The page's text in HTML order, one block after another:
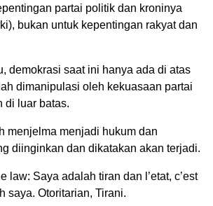
partai politik dan kroninya
bukan untuk kepentingan rakyat dan
demokrasi saat ini hanya ada di atas
dimanipulasi oleh kekuasaan partai
di luar batas.
menjelma menjadi hukum dan
diinginkan dan dikatakan akan terjadi.
law: Saya adalah tiran dan l’etat, c’est
saya. Otoritarian, Tirani.